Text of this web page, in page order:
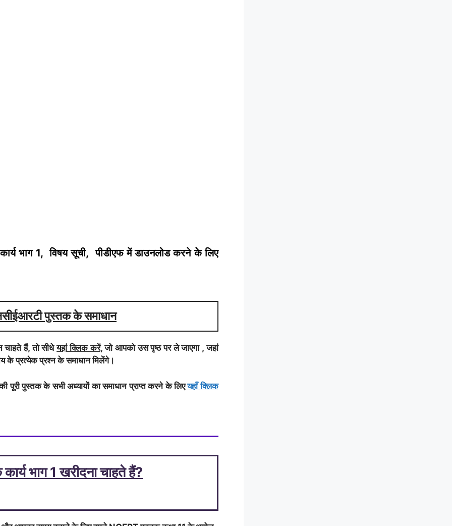
भाग 1, विषय सूची, पीडीएफ में डाउनलोड करने के लिए
पुस्तक के समाधान
चाहते हैं, तो सीधेयहां क्लिक करें, जो आपको उस पृष्ठ पर ले जाएगा , जहां
के प्रत्येक प्रश्न के समाधान मिलेंगे।
पूरी पुस्तक के सभी अध्यायों का समाधान प्राप्त करने के लिएयहाँ क्लिक
भाग 1 खरीदना चाहते हैं?